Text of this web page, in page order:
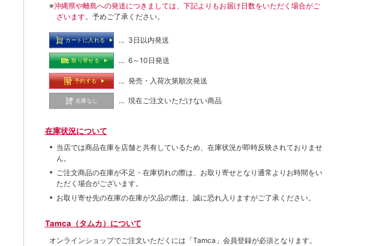
※沖縄県や離島への発送につきましては、下記よりもお届け日数をいただく場合がご
ざいます。 予めご了承ください。
カートに入れる … 3日以内発送
取り寄せる … 6～10日発送
予約する … 発売・入荷次第順次発送
在庫なし … 現在ご注文いただけない商品
在庫状況について
当店では商品在庫を店舗と共有しているため、在庫状況が即時反映されておりませ
ん。
ご注文商品の在庫が不足・在庫切れの際は、お取り寄せとなり通常よりお時間をい
ただく場合がございます。
お取り寄せ先の在庫の在庫が欠品の際は、誠に恐れ入りますがご了承ください。
Tamca（タムカ）について
オンラインショップでご注⽂いただくには「Tamca」会員登録が必須となります。